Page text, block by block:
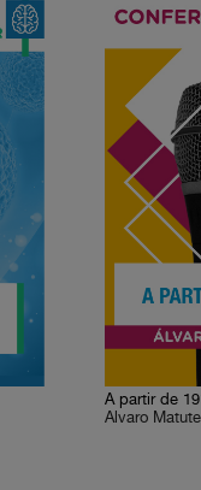
A partir de
Álvaro Matute